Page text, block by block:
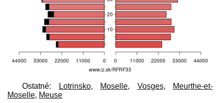
Ostatné: Lotrinsko, Moselle, Vosges,
Meurthe-et-
Moselle, Meuse